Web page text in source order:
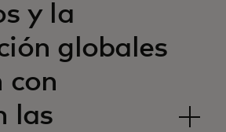
y la
globales
con
las